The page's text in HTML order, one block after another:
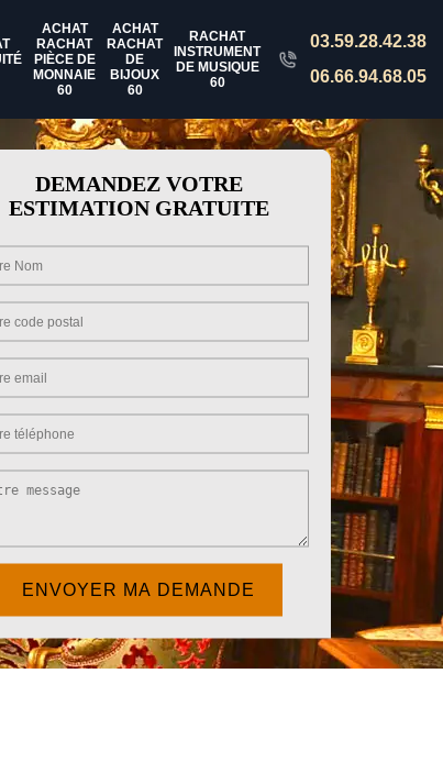
ACHAT
RACHAT
PIÈCE DE
MONNAIE
60
ACHAT
RACHAT
DE
BIJOUX
60
RACHAT
INSTRUMENT
DE MUSIQUE
60
03.59.28.42.38
06.66.94.68.05
DEMANDEZ VOTRE
ESTIMATION GRATUITE